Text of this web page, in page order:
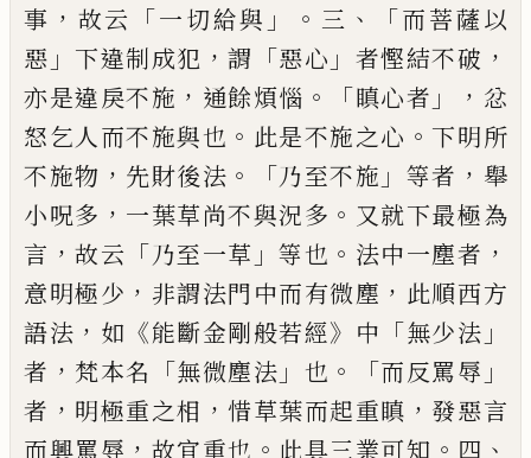
事 ， 故云 「一切給與 」。 三 、「而菩薩以
惡 」 下違制成犯 ，謂 「惡心 」 者慳結不破 ，
亦是違戾不施 ， 通餘煩惱 。「瞋心者 」， 忿
怒乞人而不施與也 。 此是不施之心 。 下明所
不施物 ， 先財後法 。「乃至不施 」 等者 ， 舉
小呪多 ， 一葉草尚不與況多 。 又就下最極為
言 ，故云 「乃至一草 」等也 。 法中一塵者 ，
意明極少 ， 非謂法門中而有微塵 ， 此順西方
語法 ， 如 《能斷金剛般若經》 中 「無少法 」
者 ， 梵本名 「無微塵法 」 也 。「而反罵辱 」
者 ， 明極重之相 ，惜草葉而起重瞋 ， 發惡言
而興罵辱 ， 故宜重也 。 此具三業可知 。 四 、